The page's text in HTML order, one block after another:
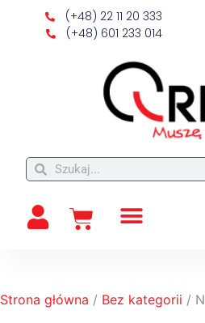
(+48) 22 11 20 333
(+48) 601 233 014
Strona główna / Bez kategorii /